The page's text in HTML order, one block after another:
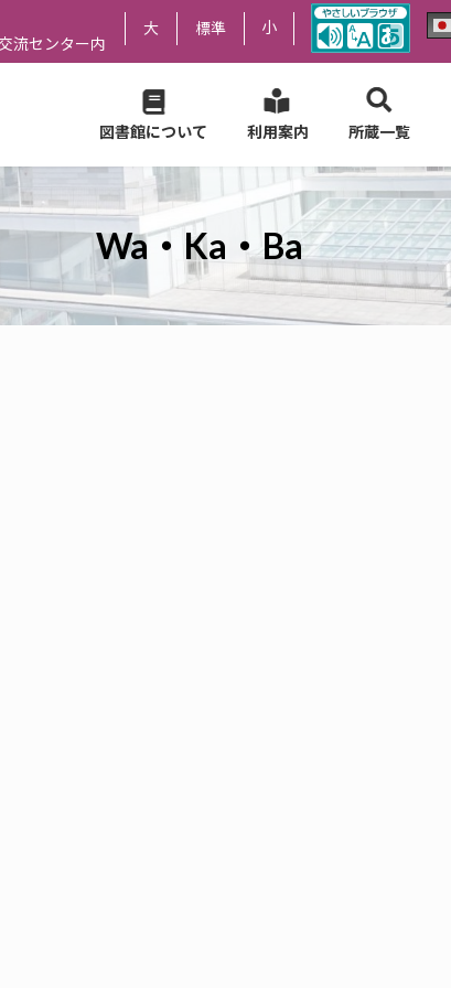
流センター内
大 標準 小
図書館について 利用案内 所蔵一覧
Wa・Ka・Ba